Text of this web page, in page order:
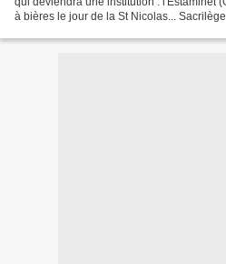
à bières le jour de la St Nicolas...